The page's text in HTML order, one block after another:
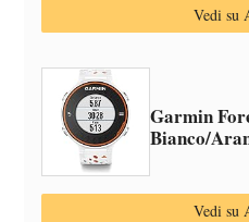
Vedi su
Garmin
Bianco/
Vedi su